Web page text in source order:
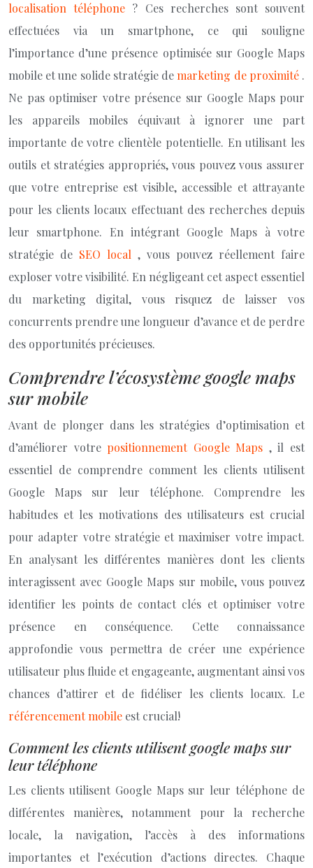
localisation téléphone ? Ces recherches sont souvent
effectuées via un smartphone, ce qui souligne
l’importance d’une présence optimisée sur Google Maps
mobile et une solide stratégie demarketing de proximité .
Ne pas optimiser votre présence sur Google Maps pour
les appareils mobiles équivaut à ignorer une part
importante de votre clientèle potentielle. En utilisant les
outils et stratégies appropriés, vous pouvez vous assurer
que votre entreprise est visible, accessible et attrayante
pour les clients locaux effectuant des recherches depuis
leur smartphone. En intégrant Google Maps à votre
stratégie de SEO local , vous pouvez réellement faire
exploser votre visibilité. En négligeant cet aspect essentiel
du marketing digital, vous risquez de laisser vos
concurrents prendre une longueur d’avance et de perdre
des opportunités précieuses.
Comprendre l’écosystème google maps
sur mobile
Avant de plonger dans les stratégies d’optimisation et
d’améliorer votre positionnement Google Maps , il est
essentiel de comprendre comment les clients utilisent
Google Maps sur leur téléphone. Comprendre les
habitudes et les motivations des utilisateurs est crucial
pour adapter votre stratégie et maximiser votre impact.
En analysant les différentes manières dont les clients
interagissent avec Google Maps sur mobile, vous pouvez
identifier les points de contact clés et optimiser votre
présence en conséquence. Cette connaissance
approfondie vous permettra de créer une expérience
utilisateur plus fluide et engageante, augmentant ainsi vos
chances d’attirer et de fidéliser les clients locaux. Le
référencement mobile est crucial!
Comment les clients utilisent google maps sur
leur téléphone
Les clients utilisent Google Maps sur leur téléphone de
différentes manières, notamment pour la recherche
locale, la navigation, l’accès à des informations
importantes et l’exécution d’actions directes. Chaque